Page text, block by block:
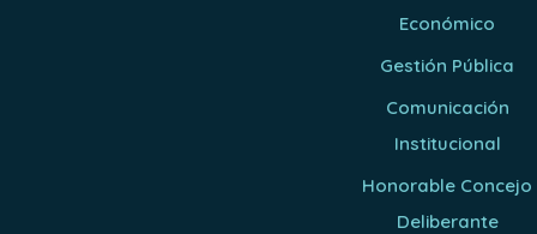
Económico
Gestión Pública
Comunicación
Institucional
Honorable Concejo
Deliberante